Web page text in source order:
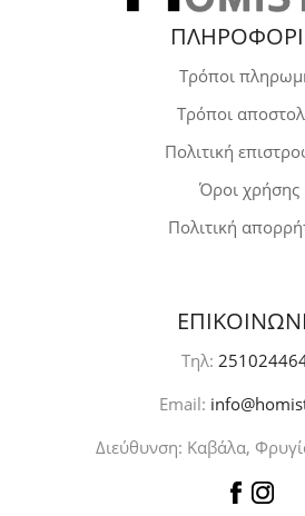
Τρόποι
Τρόποι
Πολιτική
Όροι χρήσης
Πολιτική
Τηλ:
Email:
Διεύθυνση: Καβάλα,